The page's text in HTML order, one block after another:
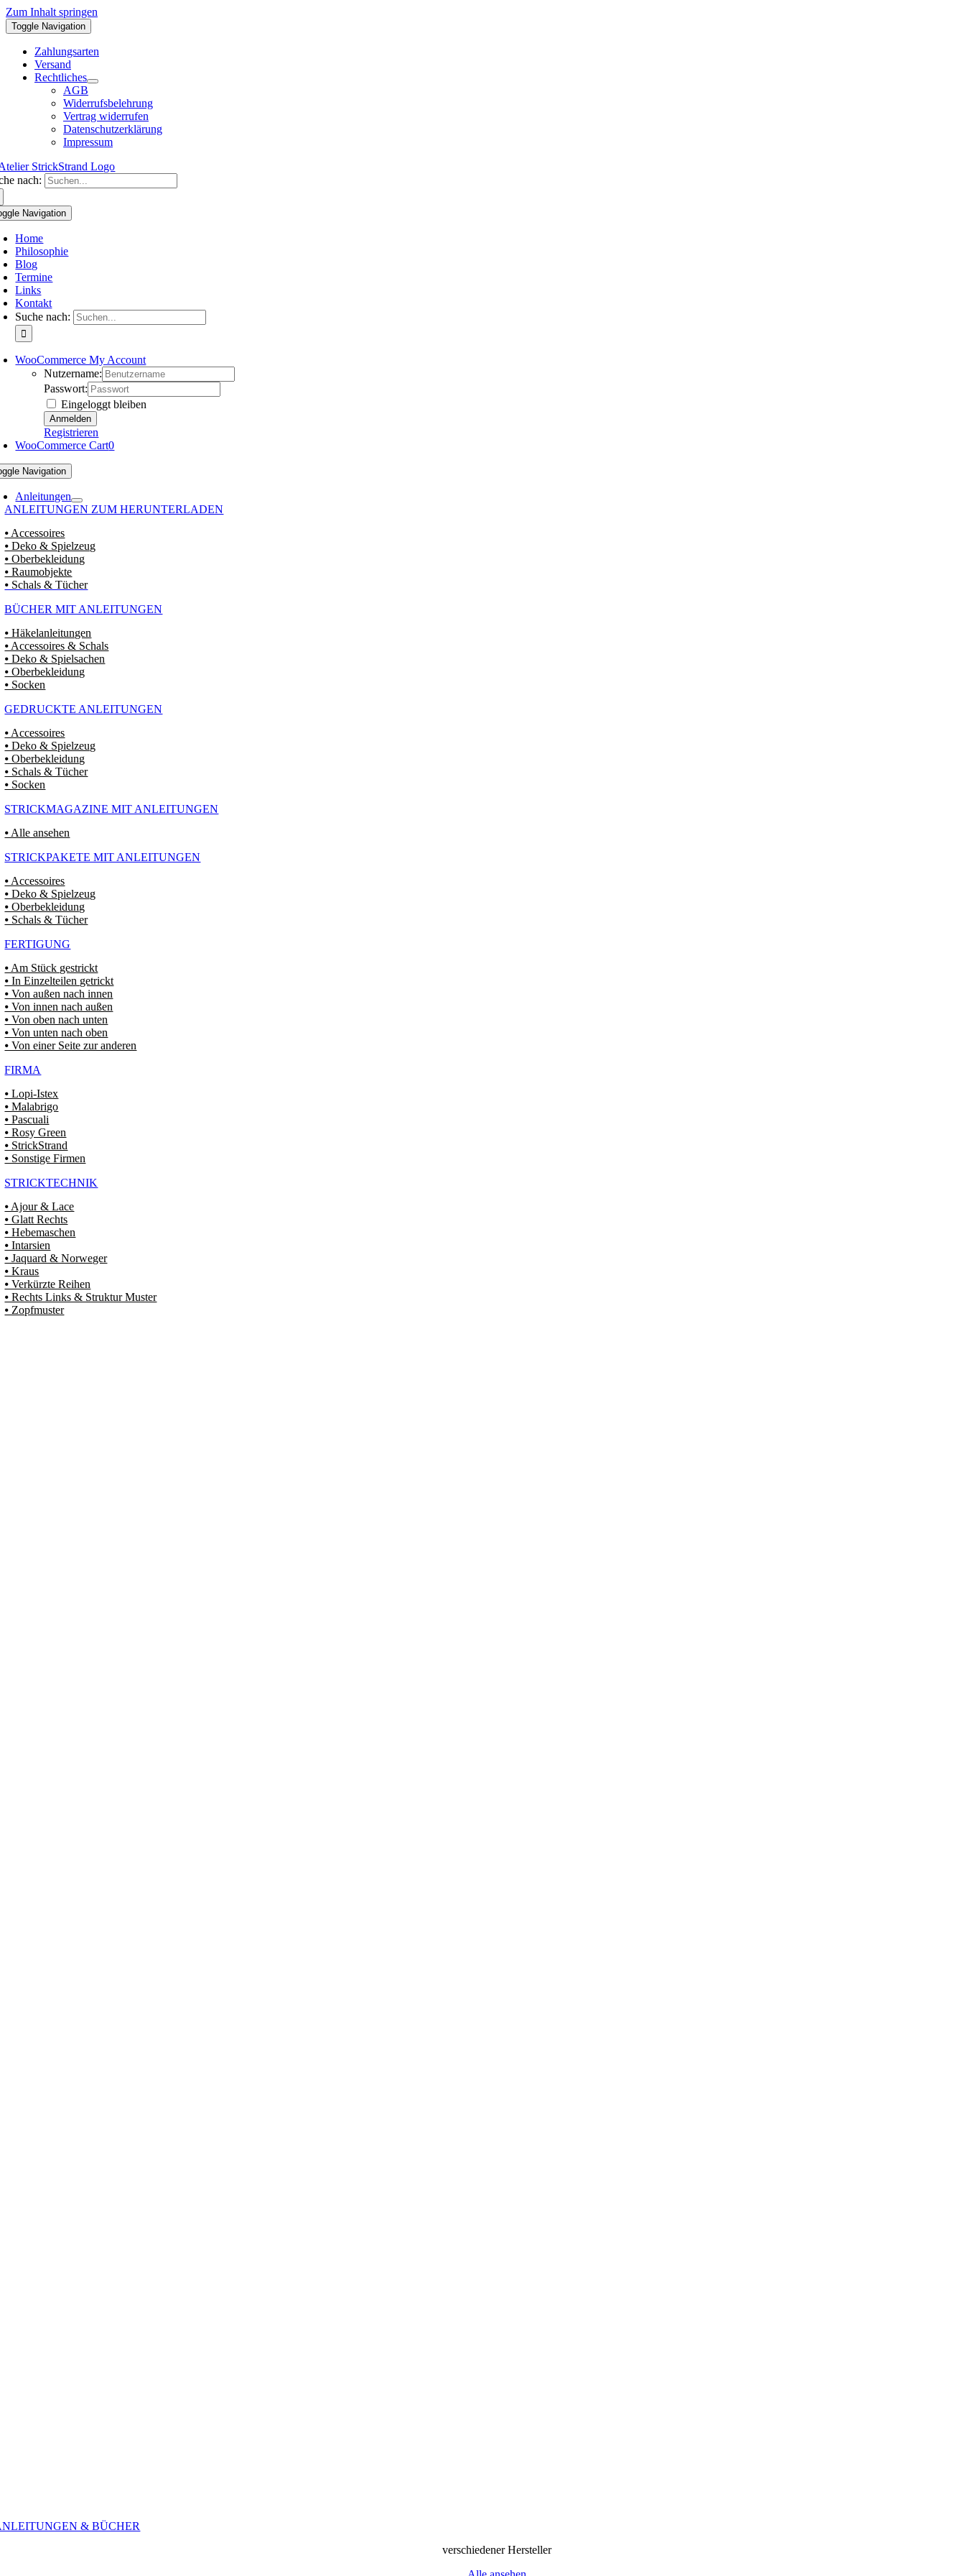
Zum Inhalt springen
Toggle Navigation
Zahlungsarten
Versand
Rechtliches
AGB
Widerrufsbelehrung
Vertrag widerrufen
Datenschutzerklärung
Impressum
nach:
Navigation
Home
Philosophie
Blog
Termine
Links
Kontakt
Suche nach:
WooCommerce My Account
Nutzername:
Passwort:
Eingeloggt bleiben
Registrieren
WooCommerce Cart0
Navigation
Anleitungen
ANLEITUNGEN ZUM HERUNTERLADEN
⦁ Accessoires
⦁ Deko & Spielzeug
⦁ Oberbekleidung
⦁ Raumobjekte
⦁ Schals & Tücher
BÜCHER MIT ANLEITUNGEN
⦁ Häkelanleitungen
⦁ Accessoires & Schals
⦁ Deko & Spielsachen
⦁ Oberbekleidung
⦁ Socken
GEDRUCKTE ANLEITUNGEN
⦁ Accessoires
⦁ Deko & Spielzeug
⦁ Oberbekleidung
⦁ Schals & Tücher
⦁ Socken
STRICKMAGAZINE MIT ANLEITUNGEN
⦁ Alle ansehen
STRICKPAKETE MIT ANLEITUNGEN
⦁ Accessoires
⦁ Deko & Spielzeug
⦁ Oberbekleidung
⦁ Schals & Tücher
FERTIGUNG
⦁ Am Stück gestrickt
⦁ In Einzelteilen getrickt
⦁ Von außen nach innen
⦁ Von innen nach außen
⦁ Von oben nach unten
⦁ Von unten nach oben
⦁ Von einer Seite zur anderen
FIRMA
⦁ Lopi-Istex
⦁ Malabrigo
⦁ Pascuali
⦁ Rosy Green
⦁ StrickStrand
⦁ Sonstige Firmen
STRICKTECHNIK
⦁ Ajour & Lace
⦁ Glatt Rechts
⦁ Hebemaschen
⦁ Intarsien
⦁ Jaquard & Norweger
⦁ Kraus
⦁ Verkürzte Reihen
⦁ Rechts Links & Struktur Muster
⦁ Zopfmuster
& BÜCHER
verschiedener Hersteller